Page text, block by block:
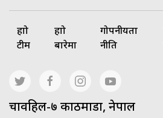
हाम्रो
टीम
हाम्रो
बारेमा
गोपनीयता
नीति
चावहिल-७ काठमाडौं, नेपाल